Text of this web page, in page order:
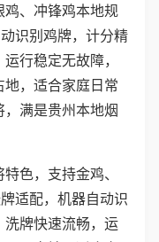
、冲锋鸡本地规
识别鸡牌，计分精
行稳定无故障，
，适合家庭日常
满是贵州本地烟
色，支持金鸡、
适配，机器自动识
洗牌快速流畅，运